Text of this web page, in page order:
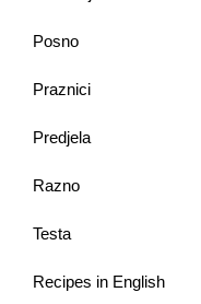
Posno
Praznici
Predjela
Razno
Testa
Recipes in English